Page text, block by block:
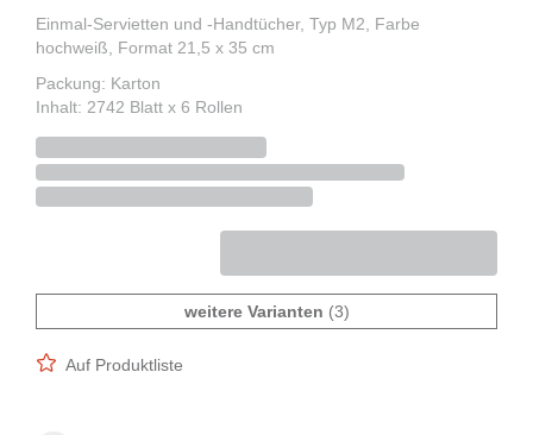
Einmal-Servietten und -Handtücher, Typ M2, Farbe
hochweiß, Format 21,5 x 35 cm
Packung: Karton
Inhalt: 2742 Blatt x 6 Rollen
weitere Varianten (3)
Auf Produktliste